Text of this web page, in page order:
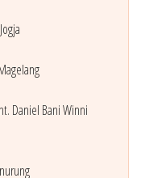
Daniel Bani Winni